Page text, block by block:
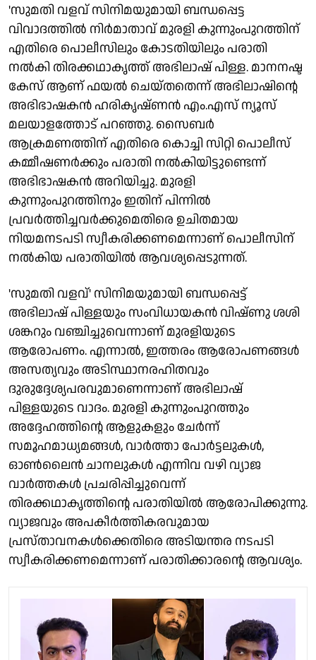
'സുമതി വളവ് സിനിമയുമായി ബന്ധപ്പെട്ട
വിവാദത്തിൽ നിർമാതാവ് മുരളി കുന്നുംപുറത്തിന്
എതിരെ പൊലീസിലും കോടതിയിലും പരാതി
നൽകി തിരക്കഥാകൃത്ത് അഭിലാഷ് പിള്ള. മാനനഷ്ട
കേസ് ആണ് ഫയൽ ചെയ്തതെന്ന് അഭിലാഷിന്റെ
അഭിഭാഷകൻ ഹരികൃഷ്ണൻ എം.എസ് ന്യൂസ്
മലയാളത്തോട് പറഞ്ഞു. സൈബർ
ആക്രമണത്തിന് എതിരെ കൊച്ചി സിറ്റി പൊലീസ്
കമ്മീഷണർക്കും പരാതി നൽകിയിട്ടുണ്ടെന്ന്
അഭിഭാഷകൻ അറിയിച്ചു. മുരളി
കുന്നുംപുറത്തിനും ഇതിന് പിന്നിൽ
പ്രവർത്തിച്ചവർക്കുമെതിരെ ഉചിതമായ
നിയമനടപടി സ്വീകരിക്കണമെന്നാണ് പൊലീസിന്
നൽകിയ പരാതിയിൽ ആവശ്യപ്പെടുന്നത്.
'സുമതി വളവ്' സിനിമയുമായി ബന്ധപ്പെട്ട്
അഭിലാഷ് പിള്ളയും സംവിധായകൻ വിഷ്ണു ശശി
ശങ്കറും വഞ്ചിച്ചുവെന്നാണ് മുരളിയുടെ
ആരോപണം. എന്നാൽ, ഇത്തരം ആരോപണങ്ങൾ
അസത്യവും അടിസ്ഥാനരഹിതവും
ദുരുദ്ദേശ്യപരവുമാണെന്നാണ് അഭിലാഷ്
പിള്ളയുടെ വാദം. മുരളി കുന്നുംപുറത്തും
അദ്ദേഹത്തിന്റെ ആളുകളും ചേർന്ന്
സമൂഹമാധ്യമങ്ങൾ, വാർത്താ പോർട്ടലുകൾ,
ഓൺലൈൻ ചാനലുകൾ എന്നിവ വഴി വ്യാജ
വാർത്തകൾ പ്രചരിപ്പിച്ചുവെന്ന്
തിരക്കഥാകൃത്തിന്റെ പരാതിയിൽ ആരോപിക്കുന്നു.
വ്യാജവും അപകീർത്തികരവുമായ
പ്രസ്താവനകൾക്കെതിരെ അടിയന്തര നടപടി
സ്വീകരിക്കണമെന്നാണ് പരാതിക്കാരന്റെ ആവശ്യം.